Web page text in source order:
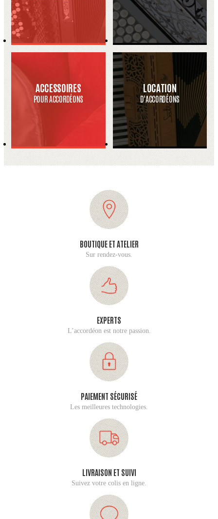
ACCESSOIRES
POUR ACCORDÉONS
LOCATION
D’ACCORDÉONS
BOUTIQUE ET ATELIER
Sur rendez-vous.
EXPERTS
L’accordéon est notre passion.
PAIEMENT SÉCURISÉ
Les meilleures technologies.
LIVRAISON ET SUIVI
Suivez votre colis en ligne.